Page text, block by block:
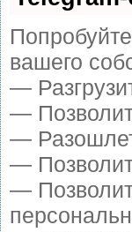
вашего
—
— Позволит
—
— Позволит
—